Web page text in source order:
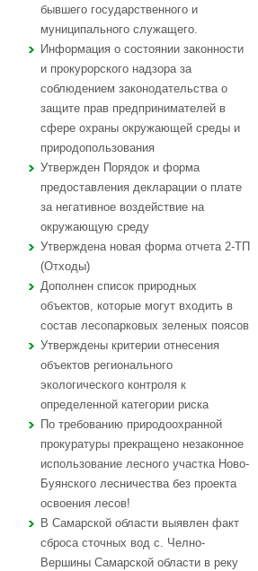
бывшего государственного и
муниципального служащего.
Информация о состоянии законности
и прокурорского надзора за
соблюдением законодательства о
защите прав предпринимателей в
сфере охраны окружающей среды и
природопользования
Утвержден Порядок и форма
предоставления декларации о плате
за негативное воздействие на
окружающую среду
Утверждена новая форма отчета 2-ТП
(Отходы)
Дополнен список природных
объектов, которые могут входить в
состав лесопарковых зеленых поясов
Утверждены критерии отнесения
объектов регионального
экологического контроля к
определенной категории риска
По требованию природоохранной
прокуратуры прекращено незаконное
использование лесного участка Ново-
Буянского лесничества без проекта
освоения лесов!
В Самарской области выявлен факт
сброса сточных вод с. Челно-
Вершины Самарской области в реку